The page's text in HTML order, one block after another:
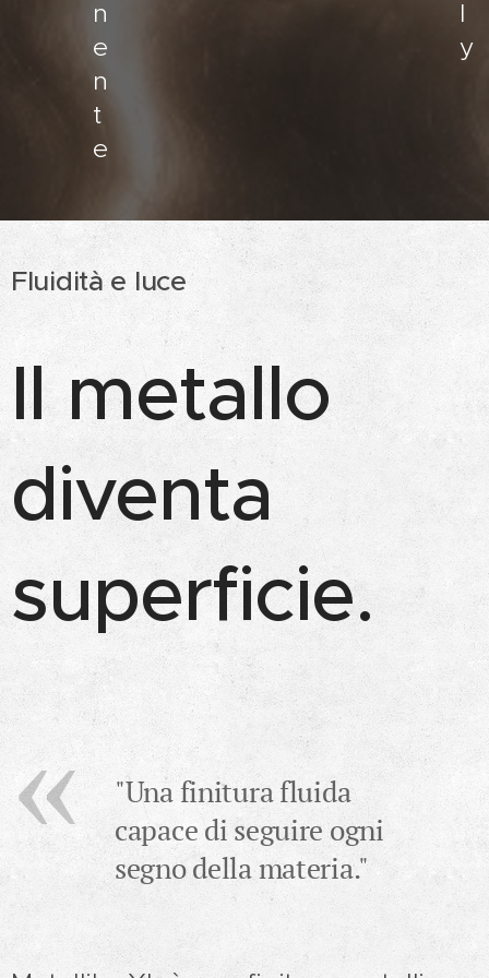
n
e
n
t
e
l
y
Fluidità e luce
Il metallo
diventa
superficie.
"Una finitura fluida
capace di seguire ogni
segno della materia."